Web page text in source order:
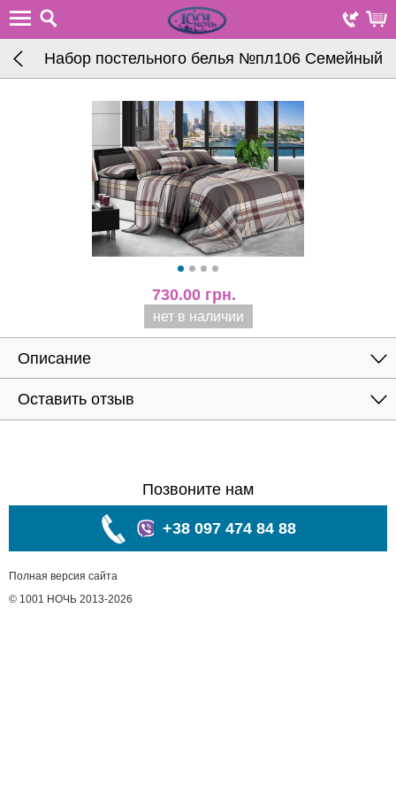
Набор постельного белья №пл106 Семейный
730.00 грн.
нет в наличии
Описание
Оставить отзыв
Позвоните нам
+38 097 474 84 88
Полная версия сайта
© 1001 НОЧЬ 2013-2026